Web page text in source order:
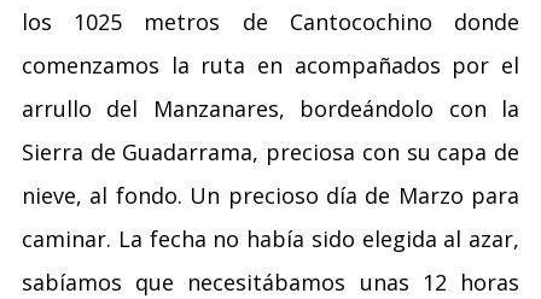
los 1025 metros de Cantocochino donde
comenzamos la ruta en acompañados por el
arrullo del Manzanares, bordeándolo con la
Sierra de Guadarrama, preciosa con su capa de
nieve, al fondo. Un precioso día de Marzo para
caminar. La fecha no había sido elegida al azar,
sabíamos que necesitábamos unas 12 horas